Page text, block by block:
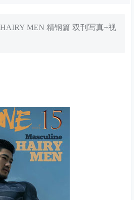
MEN 精钢篇 双刊写真+视